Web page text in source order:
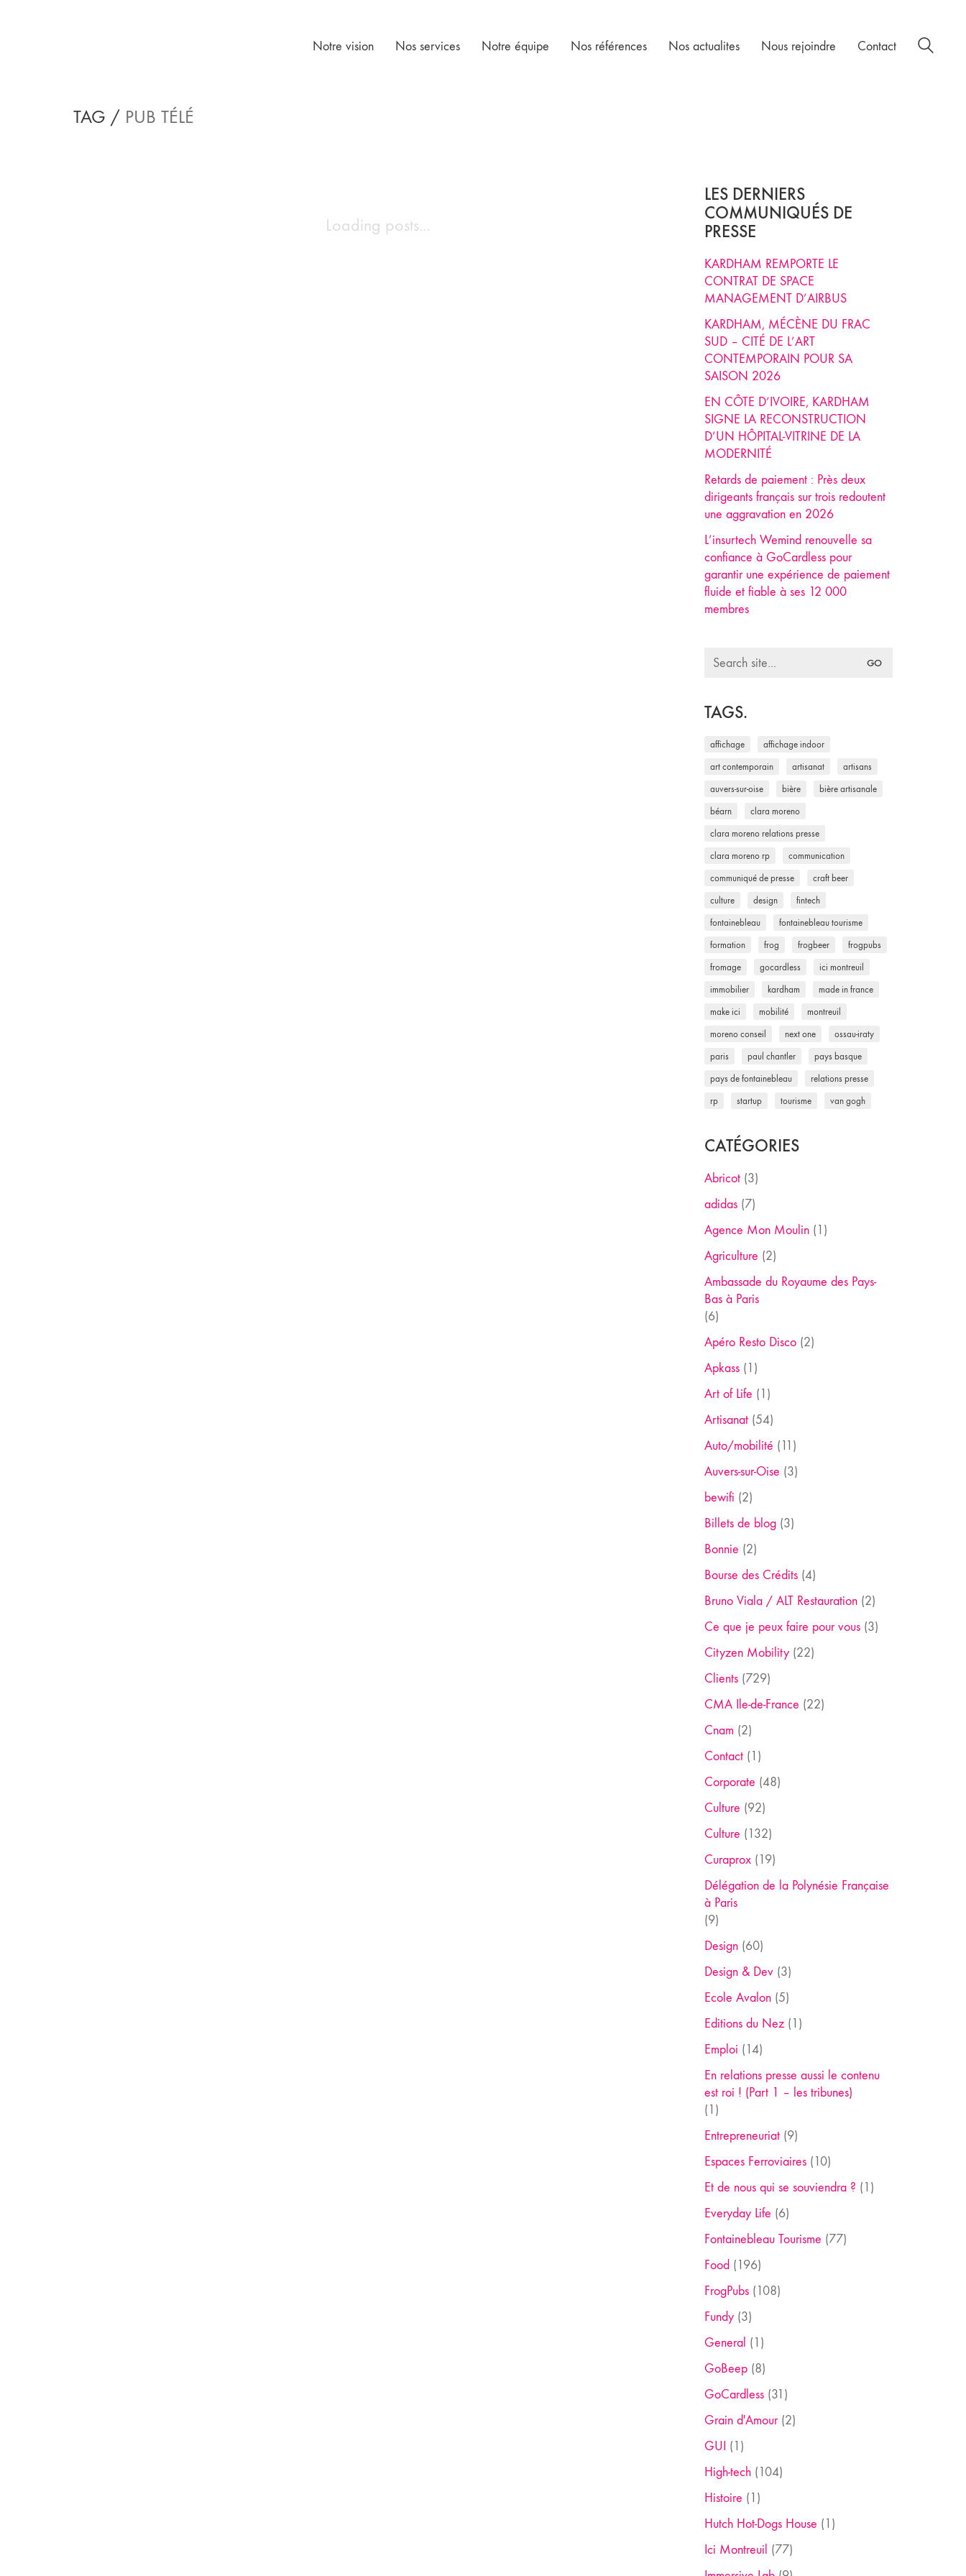
Notre vision Nos services Notre équipe Nos références Nos actualites Nous rejoindre Contact
TAG / PUB TÉLÉ
Loading posts...
LES DERNIERS
COMMUNIQUÉS DE
PRESSE
KARDHAM REMPORTE LE
CONTRAT DE SPACE
MANAGEMENT D’AIRBUS
KARDHAM, MÉCÈNE DU FRAC
SUD – CITÉ DE L’ART
CONTEMPORAIN POUR SA
SAISON 2026
EN CÔTE D’IVOIRE, KARDHAM
SIGNE LA RECONSTRUCTION
D’UN HÔPITAL-VITRINE DE LA
MODERNITÉ
Retards de paiement : Près deux
dirigeants français sur trois redoutent
une aggravation en 2026
L’insurtech Wemind renouvelle sa
confiance à GoCardless pour
garantir une expérience de paiement
fluide et fiable à ses 12 000
membres
Search
TAGS.
affichage affichage indoor
art contemporain artisanat artisans
auvers-sur-oise bière bière artisanale
béarn clara moreno
clara moreno relations presse
clara moreno rp communication
communiqué de presse craft beer
culture design fintech
fontainebleau fontainebleau tourisme
formation frog frogbeer frogpubs
fromage gocardless ici montreuil
immobilier kardham made in france
make ici mobilité montreuil
moreno conseil next one ossau-iraty
paris paul chantler pays basque
pays de fontainebleau relations presse
rp startup tourisme van gogh
CATÉGORIES
Abricot(3)
adidas(7)
Agence Mon Moulin(1)
Agriculture (2)
Ambassade du Royaume des Pays-
Bas à Paris
(6)
Apéro Resto Disco(2)
Apkass(1)
Art of Life (1)
Artisanat(54)
Auto/mobilité (11)
Auvers-sur-Oise (3)
bewifi (2)
Billets de blog(3)
Bonnie (2)
Bourse des Crédits(4)
Bruno Viala / ALT Restauration(2)
Ce que je peux faire pour vous(3)
Cityzen Mobility(22)
Clients(729)
CMA Ile-de-France (22)
Cnam (2)
Contact(1)
Corporate (48)
Culture (92)
Culture (132)
Curaprox(19)
Délégation de la Polynésie Française
à Paris
(9)
Design(60)
Design & Dev(3)
Ecole Avalon(5)
Editions du Nez(1)
Emploi (14)
En relations presse aussi le contenu
est roi ! (Part 1 – les tribunes)
(1)
Entrepreneuriat(9)
Espaces Ferroviaires(10)
Et de nous qui se souviendra ? (1)
Everyday Life (6)
Fontainebleau Tourisme (77)
Food (196)
FrogPubs(108)
Fundy(3)
General (1)
GoBeep(8)
GoCardless(31)
Grain d'Amour(2)
GUI (1)
High-tech(104)
Histoire (1)
Hutch Hot-Dogs House (1)
Ici Montreuil (77)